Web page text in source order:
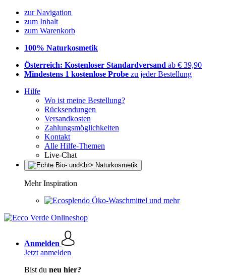
zur Navigation
zum Inhalt
zum Warenkorb
100% Naturkosmetik
Österreich: Kostenloser Standardversand ab € 39,90
Mindestens 1 kostenlose Probe zu jeder Bestellung
Hilfe
Wo ist meine Bestellung?
Rücksendungen
Versandkosten
Zahlungsmöglichkeiten
Kontakt
Alle Hilfe-Themen
Live-Chat
Mehr Inspiration
Öko-Waschmittel und mehr
Anmelden
Jetzt anmelden
Bist du neu hier?